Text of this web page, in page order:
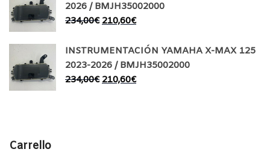
2026 / BMJH35002000
234,00€ 210,60€
INSTRUMENTACIÓN YAMAHA X-MAX 125
2023-2026 / BMJH35002000
234,00€ 210,60€
Carrello